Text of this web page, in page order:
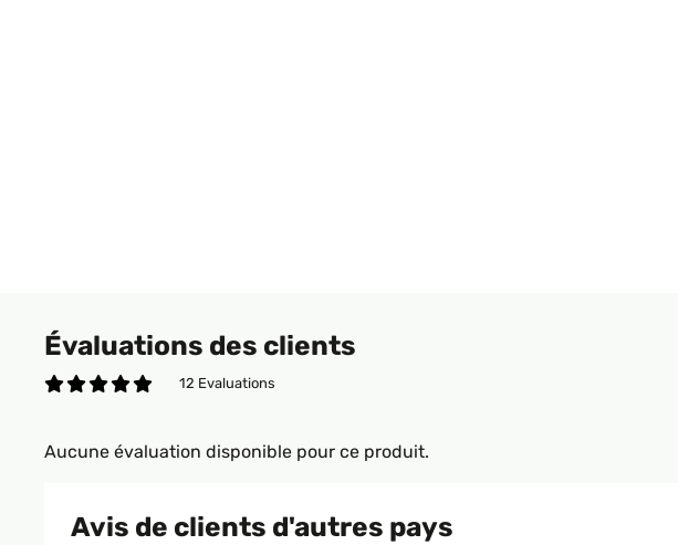
Évaluations des clients
12 Evaluations
Aucune évaluation disponible pour ce produit.
Avis de clients d'autres pays